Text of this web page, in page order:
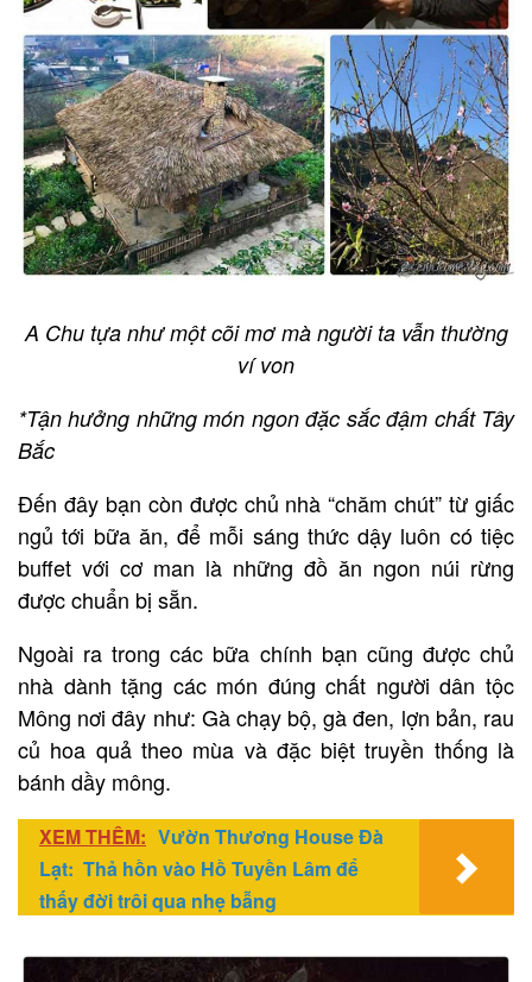
A Chu tựa như một cõi mơ mà người ta vẫn thường
ví von
*Tận hưởng những món ngon đặc sắc đậm chất Tây
Bắc
Đến đây bạn còn được chủ nhà “chăm chút” từ giấc
ngủ tới bữa ăn, để mỗi sáng thức dậy luôn có tiệc
buffet với cơ man là những đồ ăn ngon núi rừng
được chuẩn bị sẵn.
Ngoài ra trong các bữa chính bạn cũng được chủ
nhà dành tặng các món đúng chất người dân tộc
Mông nơi đây như: Gà chạy bộ, gà đen, lợn bản, rau
củ hoa quả theo mùa và đặc biệt truyền thống là
bánh dầy mông.
XEM THÊM: Vườn Thương House Đà
Lạt: Thả hồn vào Hồ Tuyền Lâm để
thấy đời trôi qua nhẹ bẫng